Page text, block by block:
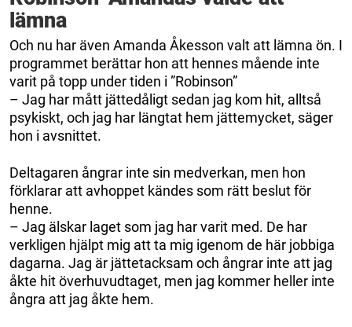
lämna
Och nu har även Amanda Åkesson valt att lämna ön. I
programmet berättar hon att hennes mående inte
varit på topp under tiden i ”Robinson”
– Jag har mått jättedåligt sedan jag kom hit, alltså
psykiskt, och jag har längtat hem jättemycket, säger
hon i avsnittet.
Deltagaren ångrar inte sin medverkan, men hon
förklarar att avhoppet kändes som rätt beslut för
henne.
– Jag älskar laget som jag har varit med. De har
verkligen hjälpt mig att ta mig igenom de här jobbiga
dagarna. Jag är jättetacksam och ångrar inte att jag
åkte hit överhuvudtaget, men jag kommer heller inte
ångra att jag åkte hem.